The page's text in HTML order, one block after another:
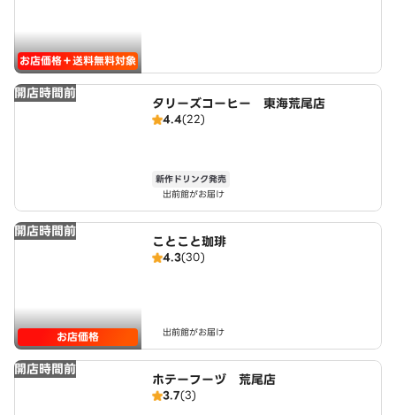
お店価格＋送料無料対象
開店時間前
タリーズコーヒー 東海荒尾店
4.4(22)
新作ドリンク発売
出前館がお届け
開店時間前
お店価格
ことこと珈琲
4.3(30)
出前館がお届け
開店時間前
ホテーフーヅ 荒尾店
3.7(3)